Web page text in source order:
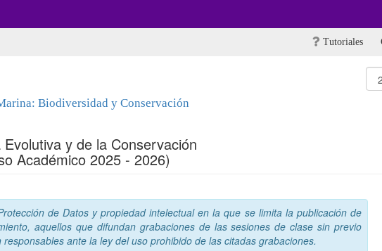
Tutoriales
Biodiversidad y Conservación
Evolutiva y de la Conservación
Académico 2025 - 2026)
de Datos y propiedad intelectual en la que se limita la publicación de
aquellos que difundan grabaciones de las sesiones de clase sin previo
ante la ley del uso prohibido de las citadas grabaciones.